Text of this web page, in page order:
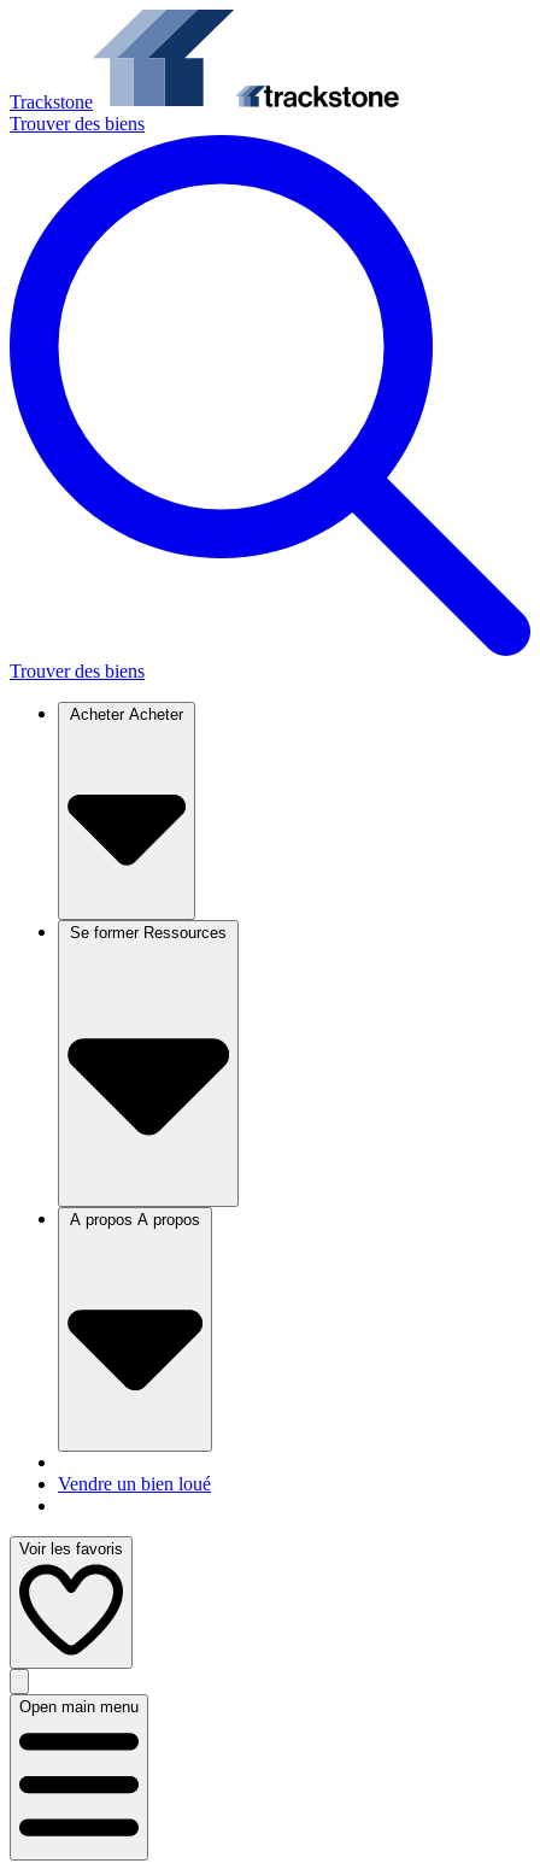
Trackstone
Trouver des biens
Trouver des biens
Acheter Acheter
Se former
A propos
Vendre un bien loué
Voir les favoris
Open main menu